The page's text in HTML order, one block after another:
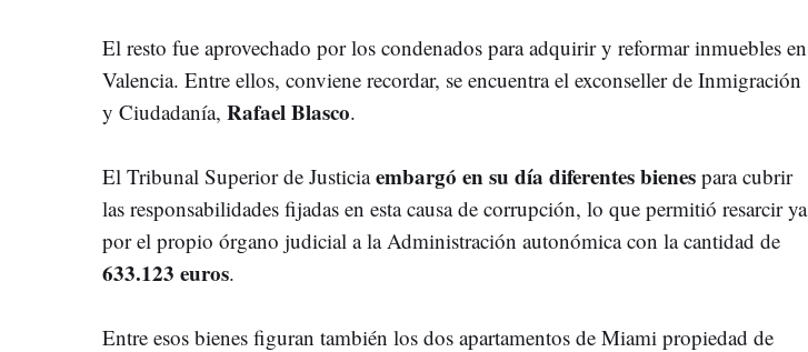
El resto fue aprovechado por los condenados para adquirir y reformar inmuebles en
Valencia. Entre ellos, conviene recordar, se encuentra el exconseller de Inmigración
y Ciudadanía, Rafael Blasco.
El Tribunal Superior de Justiciaembargó en su día diferentes bienes para cubrir
las responsabilidades fijadas en esta causa de corrupción, lo que permitió resarcir ya
por el propio órgano judicial a la Administración autonómica con la cantidad de
633.123 euros.
Entre esos bienes figuran también los dos apartamentos de Miami propiedad de